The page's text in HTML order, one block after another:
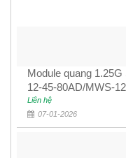
Module quang
12-45-80AD/MWS-
Liên hệ
07-01-2026